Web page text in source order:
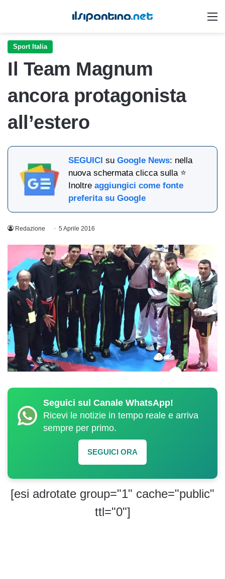
Sport Italia
Il Team Magnum
ancora protagonista
all’estero
SEGUICI suGoogle News: nella
nuova schermata clicca sulla ⭐
Inoltreaggiungici come fonte
preferita su Google
Redazione 5 Aprile 2016
Seguici sul Canale WhatsApp!
Ricevi le notizie in tempo reale e arriva
sempre per primo.
SEGUICI ORA
[esi adrotate group="1" cache="public"
ttl="0"]